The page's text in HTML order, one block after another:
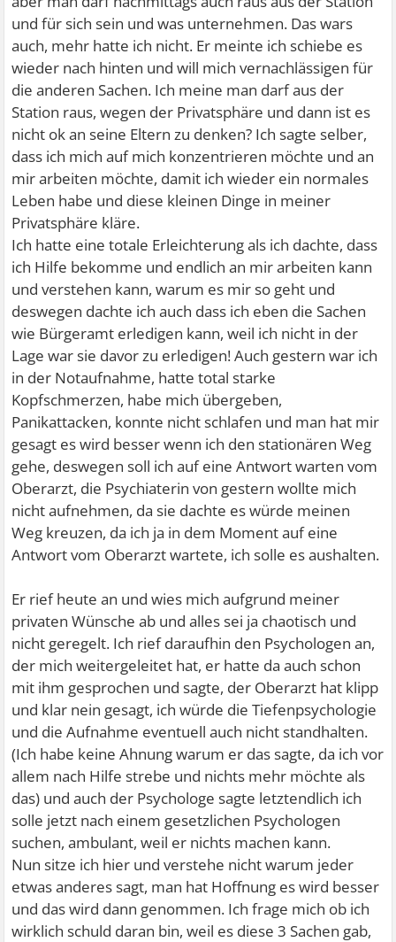
und für sich sein und was unternehmen. Das wars
auch, mehr hatte ich nicht. Er meinte ich schiebe es
wieder nach hinten und will mich vernachlässigen für
die anderen Sachen. Ich meine man darf aus der
Station raus, wegen der Privatsphäre und dann ist es
nicht ok an seine Eltern zu denken? Ich sagte selber,
dass ich mich auf mich konzentrieren möchte und an
mir arbeiten möchte, damit ich wieder ein normales
Leben habe und diese kleinen Dinge in meiner
Privatsphäre kläre.
Ich hatte eine totale Erleichterung als ich dachte, dass
ich Hilfe bekomme und endlich an mir arbeiten kann
und verstehen kann, warum es mir so geht und
deswegen dachte ich auch dass ich eben die Sachen
wie Bürgeramt erledigen kann, weil ich nicht in der
Lage war sie davor zu erledigen! Auch gestern war ich
in der Notaufnahme, hatte total starke
Kopfschmerzen, habe mich übergeben,
Panikattacken, konnte nicht schlafen und man hat mir
gesagt es wird besser wenn ich den stationären Weg
gehe, deswegen soll ich auf eine Antwort warten vom
Oberarzt, die Psychiaterin von gestern wollte mich
nicht aufnehmen, da sie dachte es würde meinen
Weg kreuzen, da ich ja in dem Moment auf eine
Antwort vom Oberarzt wartete, ich solle es aushalten.
Er rief heute an und wies mich aufgrund meiner
privaten Wünsche ab und alles sei ja chaotisch und
nicht geregelt. Ich rief daraufhin den Psychologen an,
der mich weitergeleitet hat, er hatte da auch schon
mit ihm gesprochen und sagte, der Oberarzt hat klipp
und klar nein gesagt, ich würde die Tiefenpsychologie
und die Aufnahme eventuell auch nicht standhalten.
(Ich habe keine Ahnung warum er das sagte, da ich vor
allem nach Hilfe strebe und nichts mehr möchte als
das) und auch der Psychologe sagte letztendlich ich
solle jetzt nach einem gesetzlichen Psychologen
suchen, ambulant, weil er nichts machen kann.
Nun sitze ich hier und verstehe nicht warum jeder
etwas anderes sagt, man hat Hoffnung es wird besser
und das wird dann genommen. Ich frage mich ob ich
wirklich schuld daran bin, weil es diese 3 Sachen gab,